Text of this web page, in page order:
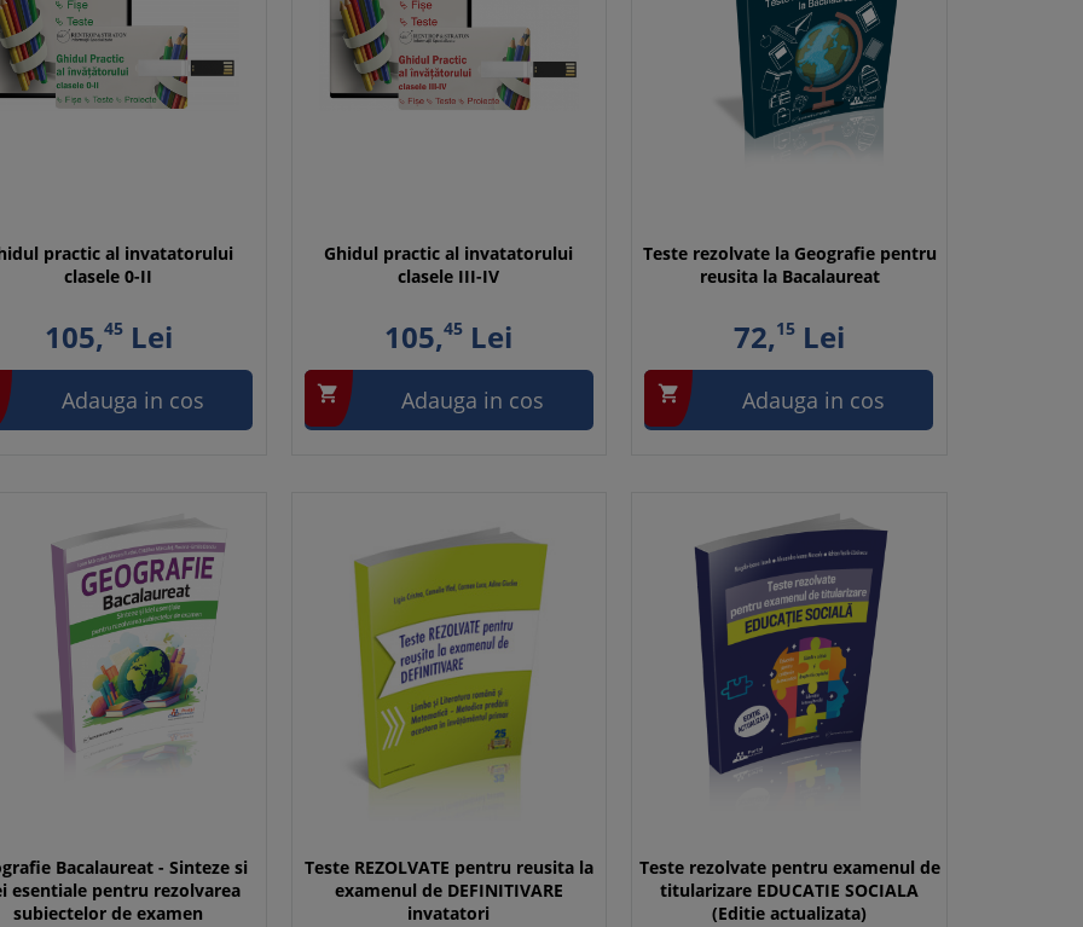
practic al invatatorului
clasele 0-II
105,45Lei
Adauga in cos
Ghidul practic al invatatorului
clasele III-IV
105,45 Lei
 Adauga in cos
Teste rezolvate la Geografie pentru
reusita la Bacalaureat
72,15Lei
 Adauga in cos
Bacalaureat - Sinteze si
esentiale pentru rezolvarea
subiectelor de examen
Teste REZOLVATE pentru reusita la
examenul de DEFINITIVARE
invatatori
Teste rezolvate pentru examenul de
titularizare EDUCATIE SOCIALA
(Editie actualizata)